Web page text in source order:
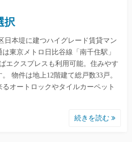
択
日本堤に建つハイグレード賃貸マン
東京メトロ日比谷線「南千住駅」
エクスプレスも利用可能。住みやす
物件は地上12階建て総戸数33戸。
オートロックやタイルカーペット
続きを読む